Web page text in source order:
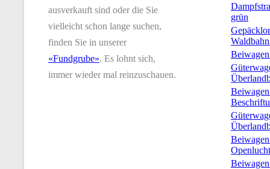
ausverkauft sind oder die Sie
vielleicht schon lange suchen,
finden Sie in unserer
«Fundgrube». Es lohnt sich,
immer wieder mal reinzuschauen.
grün